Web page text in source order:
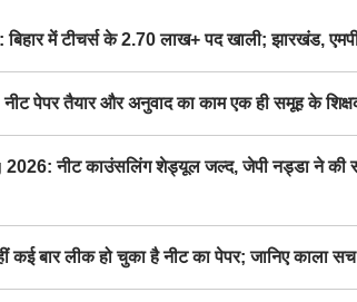
में टीचर्स के 2.70 लाख+ पद खाली; झारखंड, एमपी
पेपर तैयार और अनुवाद का काम एक ही समूह के
नीट काउंसलिंग शेड्यूल जल्द, जेपी नड्डा ने की
बार लीक हो चुका है नीट का पेपर; जानिए काला सच